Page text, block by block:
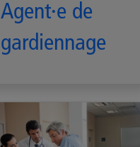
Agent·e de
gardiennage